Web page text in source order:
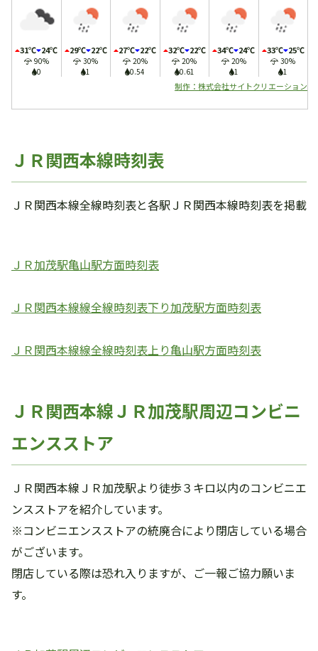
31℃ 24℃
90%
0
29℃ 22℃
30%
1
27℃ 22℃
20%
0.54
32℃ 22℃
20%
0.61
34℃ 24℃
20%
1
33℃ 25℃
30%
1
制作：株式会社サイトクリエーション
ＪＲ関西本線時刻表
ＪＲ関西本線全線時刻表と各駅ＪＲ関西本線時刻表を掲載
ＪＲ加茂駅亀山駅方面時刻表
ＪＲ関西本線線全線時刻表下り加茂駅方面時刻表
ＪＲ関西本線線全線時刻表上り亀山駅方面時刻表
ＪＲ関西本線ＪＲ加茂駅周辺コンビニ
エンスストア
ＪＲ関西本線ＪＲ加茂駅より徒歩３キロ以内のコンビニエ
ンスストアを紹介しています。
※コンビニエンスストアの統廃合により閉店している場合
がございます。
閉店している際は恐れ入りますが、ご一報ご協力願いま
す。